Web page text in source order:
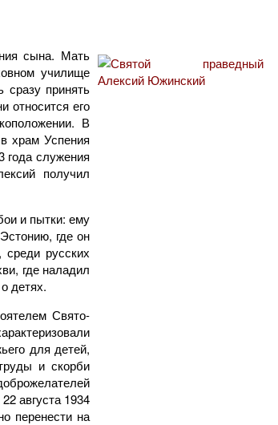
сына. Мать
училище
принять
относится его
В
храм Успения
года служения
получил
и пытки: ему
где он
русских
где наладил
детях.
Свято-
для детей,
и скорби
августа 1934
перенести на